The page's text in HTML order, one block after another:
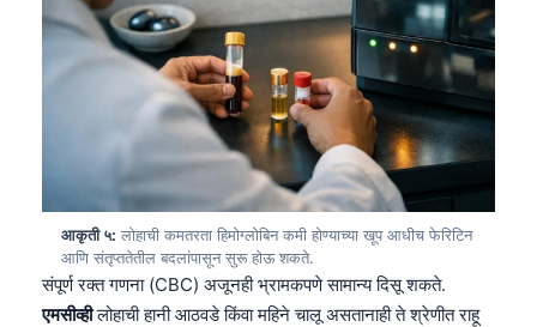
आकृती ५: लोहाची कमतरता हिमोग्लोबिन कमी होण्याच्या खूप आधीच फेरिटिन
आणि संतृप्ततेतील बदलांपासून सुरू होऊ शकते.
संपूर्ण रक्त गणना (CBC) अजूनही भ्रामकपणे सामान्य दिसू शकते.
एमसीव्हीलोहाची हानी आठवडे किंवा महिने चालू असतानाही ते श्रेणीत राहू